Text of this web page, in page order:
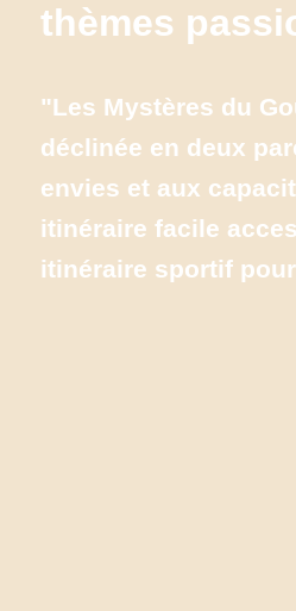
thèmes
"Les Mystères du
déclinée en deux
envies et aux
itinéraire facile
itinéraire sportif